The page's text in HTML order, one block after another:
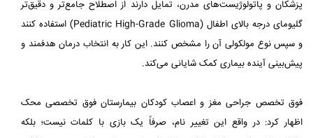
پزشکان و پاتولوژیست‌های مدرن، تمایل دارند از اصطلاح جامع‌تر و دقیق‌تر
گلیومای درجه بالای اطفال (Pediatric High-Grade Glioma) استفاده کنند
و سپس نوع مولکولی آن را مشخص کنند. این کار به انتخاب درمان هدفمند و
پیش‌بینی آینده بیماری کمک شایانی می‌کند.
فوق تخصص جراحی مغز و اعصاب کودکان بیمارستان فوق تخصصی محک
اظهار کرد: در واقع این تغییر نام، صرفاً یک بازی با کلمات نیست؛ بلکه